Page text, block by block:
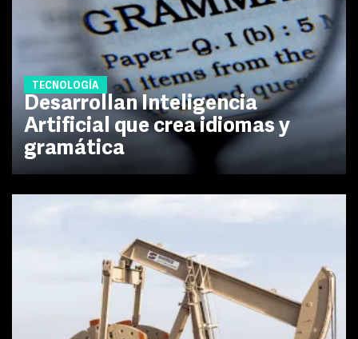
TECNOLOGÍA
Desarrollan Inteligencia
Artificial que crea idiomas y
gramática